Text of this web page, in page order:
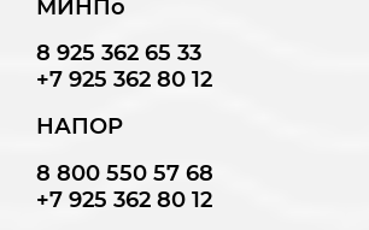
МИНПо
8 925 362 65 33
+7 925 362 80 12
НАПОР
8 800 550 57 68
+7 925 362 80 12